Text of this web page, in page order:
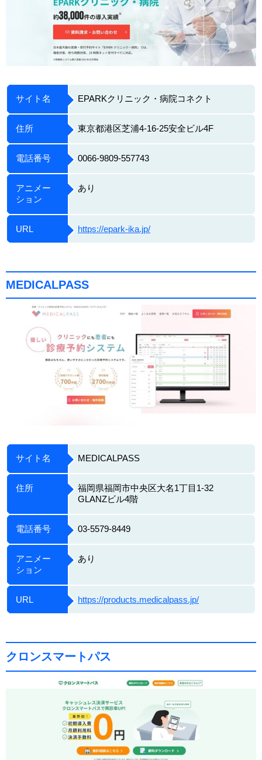
サイト名 EPARKクリニック・病院コネクト
住所 東京都港区芝浦4-16-25安全ビル4F
電話番号 0066-9809-557743
アニメー
ション
あり
URL https://epark-ika.jp/
MEDICALPASS
サイト名 MEDICALPASS
住所
福岡県福岡市中央区大名1丁目1-32
GLANZビル4階
電話番号 03-5579-8449
アニメー
ション
あり
URL https://products.medicalpass.jp/
クロンスマートパス